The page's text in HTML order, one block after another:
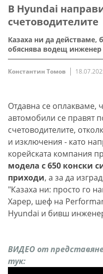
В Hyundai
счетоводителите
Казаха ни да действаме,
обяснява водещ инженер
Константин Томов
Отдавна се оплакваме,
автомобили се правят
счетоводителите,
и изключения - като
корейската компания
модела с 650 конски
приходи, а за да
"Казаха ни: просто го
Харер, шеф на
Hyundai и бивш
ВИДЕО от
тук: